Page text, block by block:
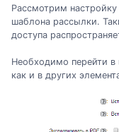
Рассмотрим
шаблона рассылки.
доступа
Необходимо перейти в
как и в других